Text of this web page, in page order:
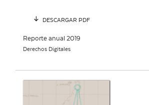
DESCARGAR PDF
Reporte anual 2019
Derechos Digitales